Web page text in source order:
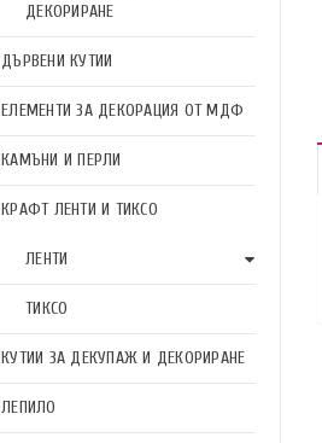
ДЕКОРИРАНЕ
ДЪРВЕНИ КУТИИ
ЕЛЕМЕНТИ ЗА ДЕКОРАЦИЯ ОТ МДФ
КАМЪНИ И ПЕРЛИ
КРАФТ ЛЕНТИ И ТИКСО
ЛЕНТИ
ТИКСО
КУТИИ ЗА ДЕКУПАЖ И ДЕКОРИРАНЕ
ЛЕПИЛО